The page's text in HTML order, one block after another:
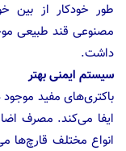
طور خودکار از بین
مصنوعی قند طبیعی
داشت.
سیستم ایمنی بهتر
باکتری‌های مفید
ایفا می‌کند. مصرف
انواع مختلف قارچ‌ها